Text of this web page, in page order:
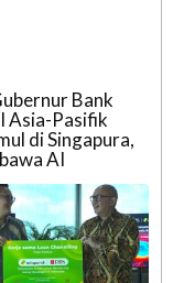
Bank
Asia-Pasifik
di Singapura,
AI